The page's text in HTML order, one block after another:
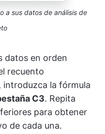
a sus datos de análisis de
datos en orden
recuento
introduzca la fórmula
C3. Repita
para obtener
de cada una.